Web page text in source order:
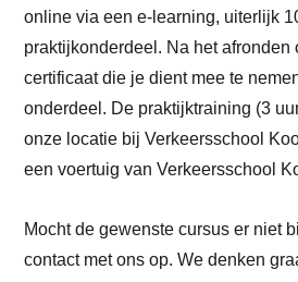
online via een e-learning, uiterlijk
praktijkonderdeel. Na het afronden
certificaat die je dient mee te
onderdeel. De praktijktraining (3
onze locatie bij Verkeersschool
een voertuig van Verkeersschool
Mocht de gewenste cursus er niet
contact met ons op. We denken